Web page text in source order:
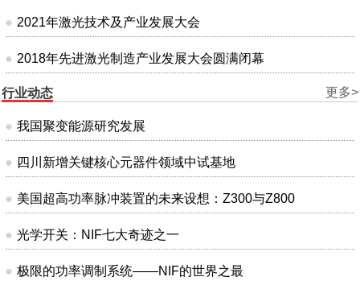
2021年激光技术及产业发展大会
2018年先进激光制造产业发展大会圆满闭幕
更多>
行业动态
我国聚变能源研究发展
四川新增关键核心元器件领域中试基地
美国超高功率脉冲装置的未来设想：Z300与Z800
光学开关：NIF七大奇迹之一
极限的功率调制系统——NIF的世界之最